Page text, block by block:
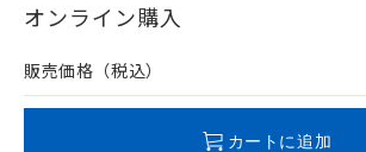
在庫等で未対応品が混在する可能性があ
問い合わせください。
オンライン購入
販売価格（税込）
カートに追加